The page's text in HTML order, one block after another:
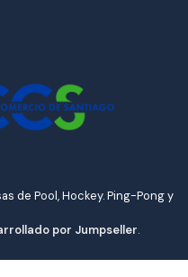
de Pool, Hockey. Ping-Pong y
por Jumpseller.